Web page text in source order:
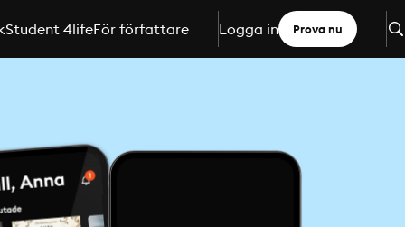
Student 4lifeFör författare Logga in Prova nu